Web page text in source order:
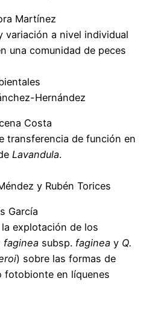
Martínez
variación a nivel individual
una comunidad de peces
Hernández
Costa
transferencia de función en
Lavandula.
y Rubén Torices
García
explotación de los
faginea subsp. faginea y Q.
) sobre las formas de
fotobionte en líquenes